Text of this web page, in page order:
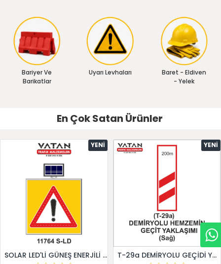
Bariyer Ve
Barikatlar
Uyarı Levhaları
Baret - Eldiven
- Yelek
En Çok Satan Ürünler
YENI
SOLAR LED'Lİ GÜNEŞ ENERJİLİ LEVHA
YENI
T-29a DEMİRYOLU GEÇİDİ YAKLAŞIM LEVHALARI (Sağ)